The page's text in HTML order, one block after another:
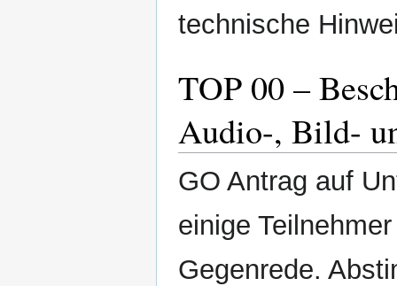
technische
TOP 00 –
Audio-, Bild-
GO Antrag auf
einige
Gegenrede.